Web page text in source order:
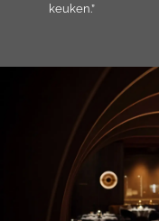
keuken.”